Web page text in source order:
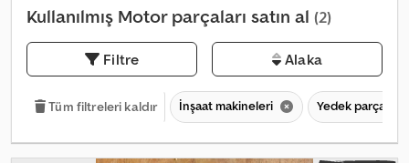
Kullanılmış Motor parçaları satın al (2)
Filtre Alaka
Tüm filtreleri kaldır İnşaat makineleri Yedek parçalar